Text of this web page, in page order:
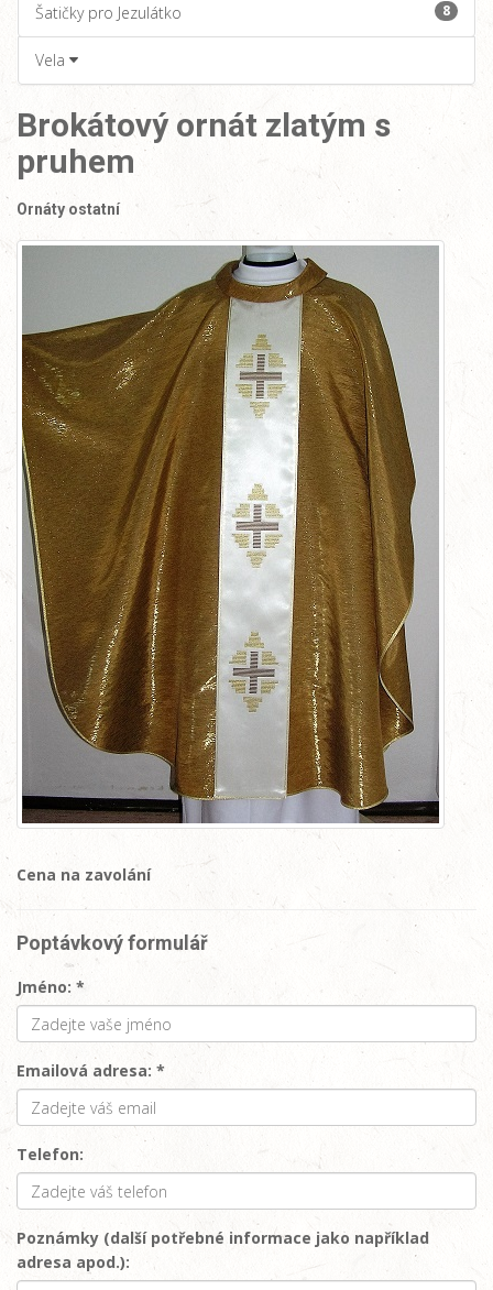
Šatičky pro Jezulátko 8
Vela
Brokátový ornát zlatým s
pruhem
Ornáty ostatní
Cena na zavolání
Poptávkový formulář
Jméno: *
Emailová adresa: *
Telefon:
Poznámky (další potřebné informace jako například
adresa apod.):